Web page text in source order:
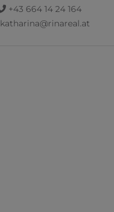
+43 664 14 24 164
katharina@rinareal.at